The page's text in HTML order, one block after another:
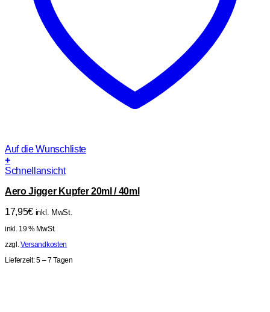
Auf die Wunschliste
+
Schnellansicht
Aero Jigger Kupfer 20ml / 40ml
17,95€ inkl. MwSt.
inkl. 19 % MwSt.
zzgl.Versandkosten
Lieferzeit:5 – 7 Tagen